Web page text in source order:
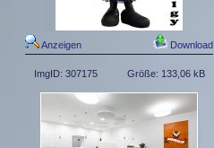
Anzeigen Download
ImgID: 307175 Größe: 133,06 kB